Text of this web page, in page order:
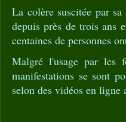
La colère suscitée par
depuis près de trois ans
centaines de personnes
Malgré l'usage par les
manifestations se sont
selon des vidéos en ligne